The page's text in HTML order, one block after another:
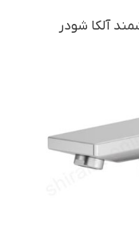
آلکا شودر